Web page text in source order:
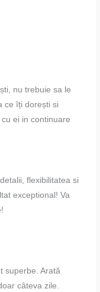
nu trebuie sa le
ce îți dorești si
ei in continuare
flexibilitatea si
exceptional! Va
superbe. Arată
câteva zile.